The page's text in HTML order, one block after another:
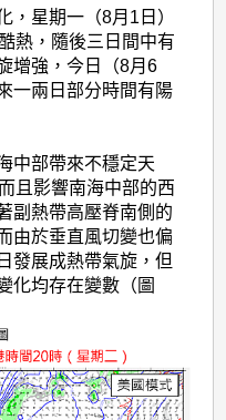
，星期一（8月1日）
熱，隨後三日間中有
增強，今日（8月6
一兩日部分時間有陽
中部帶來不穩定天
且影響南海中部的西
副熱帶高壓脊南側的
由於垂直風切變也偏
發展成熱帶氣旋，但
化均存在變數（圖